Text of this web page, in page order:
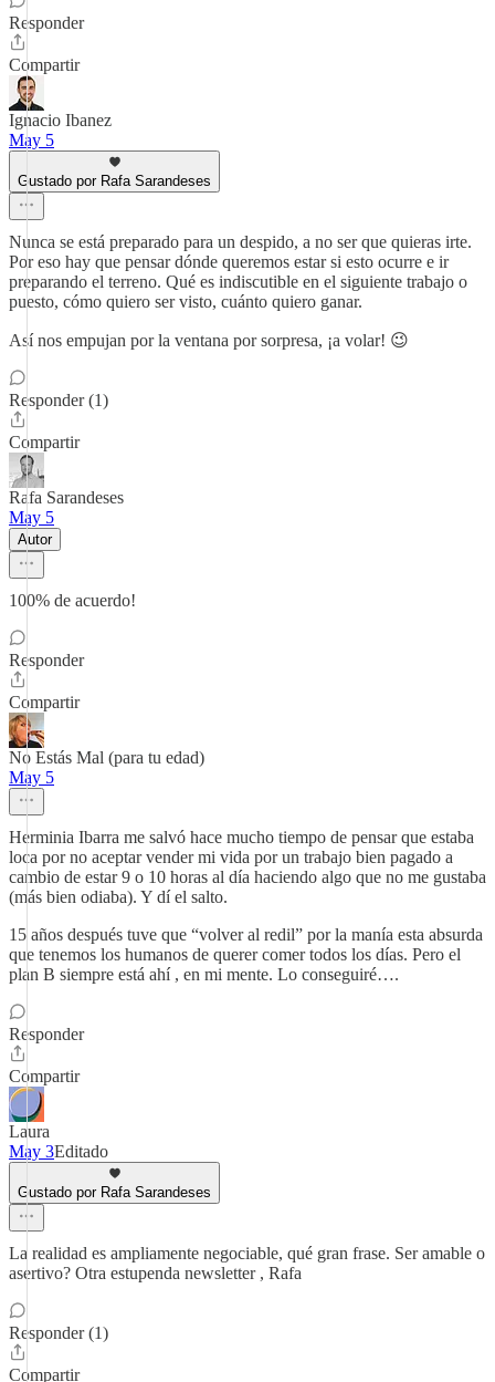
Responder
Compartir
Ignacio Ibanez
May 5
Gustado por Rafa Sarandeses
Nunca se está preparado para un despido, a no ser que quieras irte.
Por eso hay que pensar dónde queremos estar si esto ocurre e ir
preparando el terreno. Qué es indiscutible en el siguiente trabajo o
puesto, cómo quiero ser visto, cuánto quiero ganar.
Así nos empujan por la ventana por sorpresa, ¡a volar! 😉
Responder (1)
Compartir
Rafa Sarandeses
May 5
Autor
100% de acuerdo!
Responder
Compartir
No Estás Mal (para tu edad)
May 5
Herminia Ibarra me salvó hace mucho tiempo de pensar que estaba
loca por no aceptar vender mi vida por un trabajo bien pagado a
cambio de estar 9 o 10 horas al día haciendo algo que no me gustaba
(más bien odiaba). Y dí el salto.
15 años después tuve que “volver al redil” por la manía esta absurda
que tenemos los humanos de querer comer todos los días. Pero el
plan B siempre está ahí , en mi mente. Lo conseguiré….
Responder
Compartir
Laura
May 3Editado
Gustado por Rafa Sarandeses
La realidad es ampliamente negociable, qué gran frase. Ser amable o
asertivo? Otra estupenda newsletter , Rafa
Responder (1)
Compartir